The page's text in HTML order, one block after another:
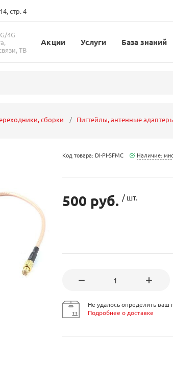
стр. 4
4G
ТВ
Акции Услуги База знаний
сборки Пигтейлы, антенные
Код товара: DI-PI-SFMC Наличие:
500 руб. / шт.
Не удалось определить ваш
Подробнее о доставке